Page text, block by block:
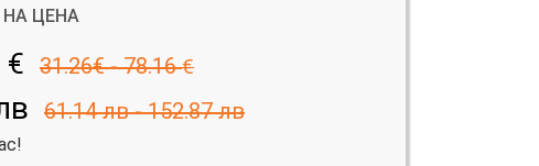
ЦЕНА
€ 31.26€ - 78.16 €
61.14 лв - 152.87 лв